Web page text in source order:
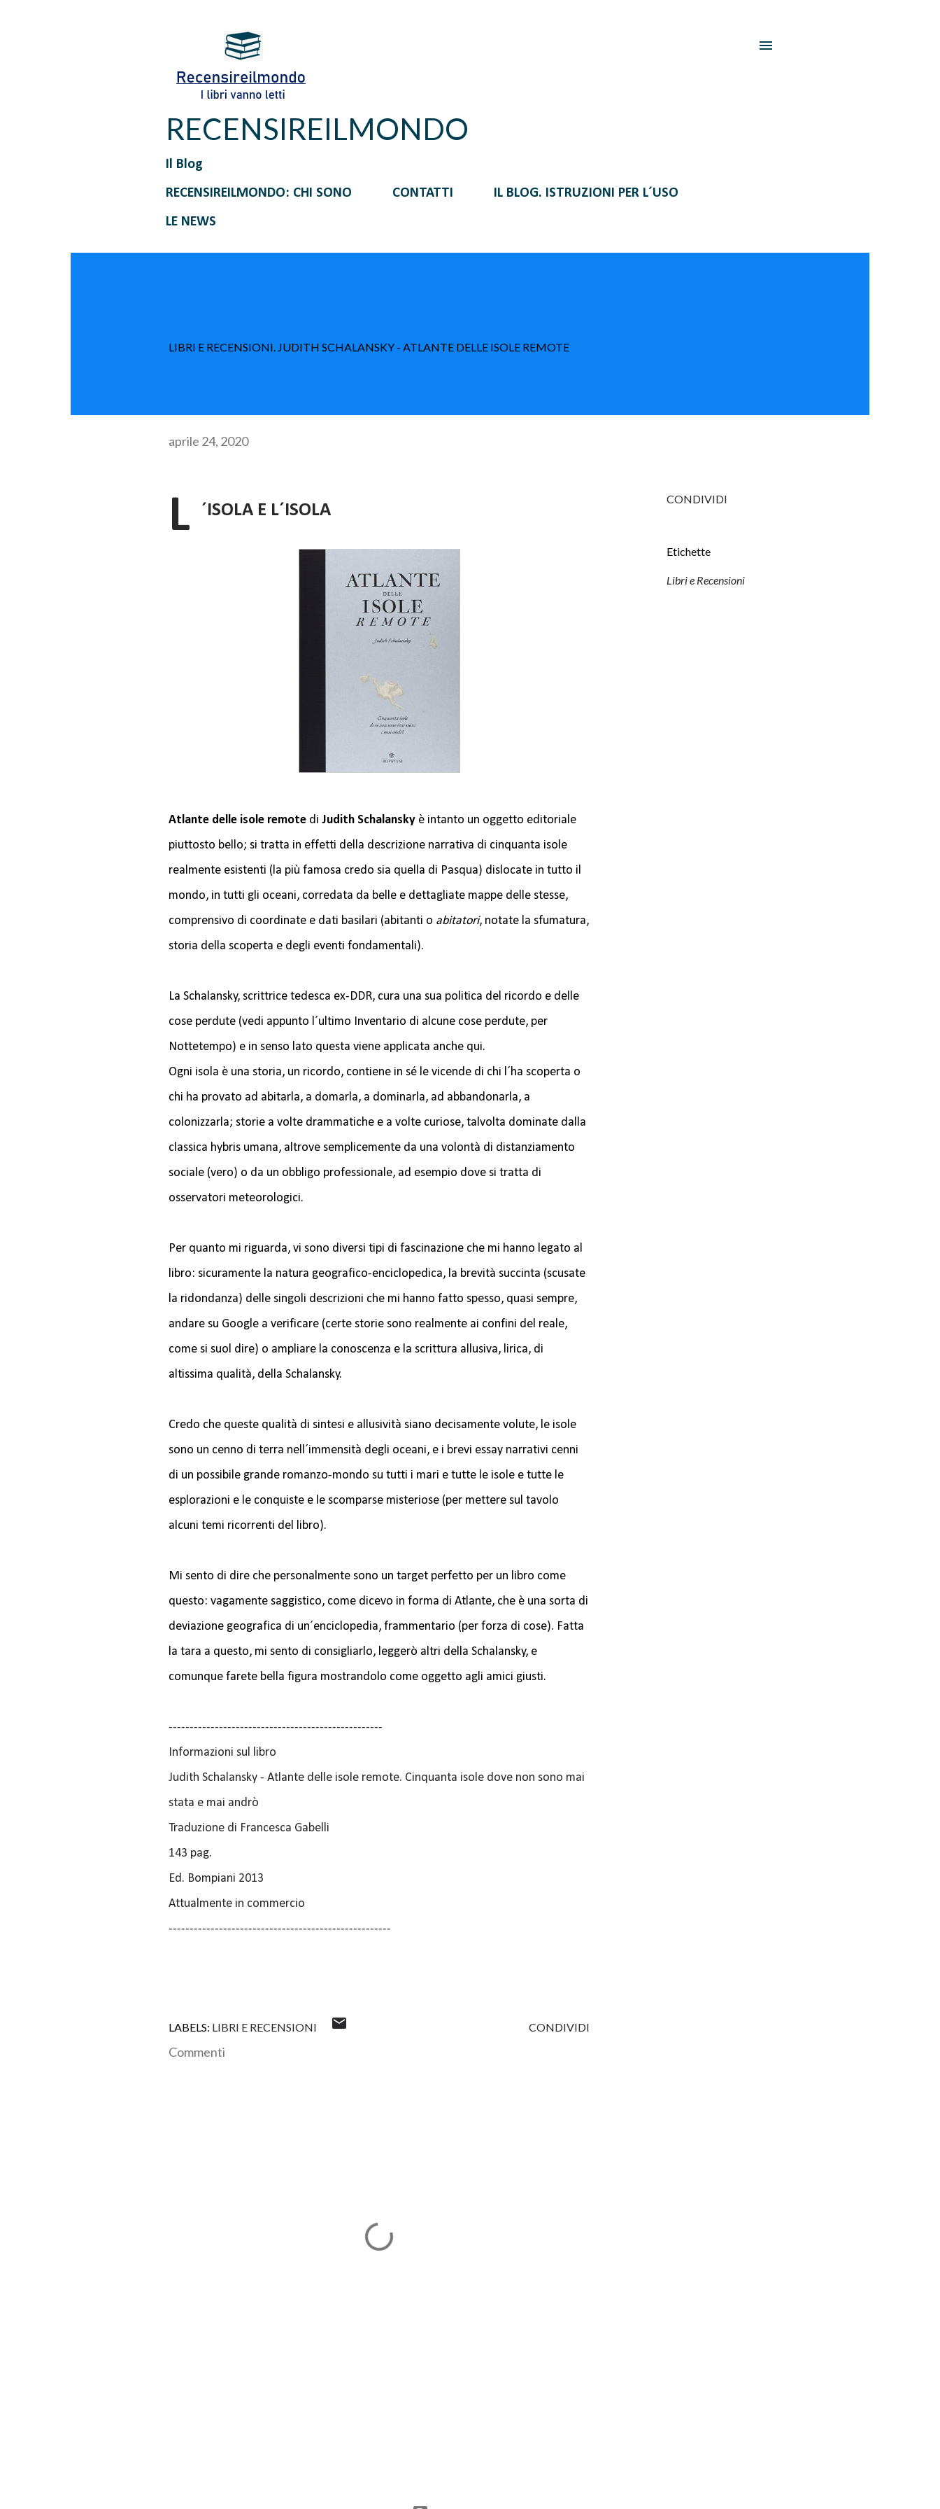
RECENSIREILMONDO
Il Blog
RECENSIREILMONDO: CHI SONO CONTATTI IL BLOG. ISTRUZIONI PER L´USO
LE NEWS
LIBRI E RECENSIONI. JUDITH SCHALANSKY - ATLANTE DELLE ISOLE REMOTE
aprile 24, 2020
L ´ISOLA E L´ISOLA
Atlante delle isole remote di Judith Schalansky è intanto un oggetto editoriale
piuttosto bello; si tratta in effetti della descrizione narrativa di cinquanta isole
realmente esistenti (la più famosa credo sia quella di Pasqua) dislocate in tutto il
mondo, in tutti gli oceani, corredata da belle e dettagliate mappe delle stesse,
comprensivo di coordinate e dati basilari (abitanti o abitatori, notate la sfumatura,
storia della scoperta e degli eventi fondamentali).
La Schalansky, scrittrice tedesca ex-DDR, cura una sua politica del ricordo e delle
cose perdute (vedi appunto l´ultimo Inventario di alcune cose perdute, per
Nottetempo) e in senso lato questa viene applicata anche qui.
Ogni isola è una storia, un ricordo, contiene in sé le vicende di chi l´ha scoperta o
chi ha provato ad abitarla, a domarla, a dominarla, ad abbandonarla, a
colonizzarla; storie a volte drammatiche e a volte curiose, talvolta dominate dalla
classica hybris umana, altrove semplicemente da una volontà di distanziamento
sociale (vero) o da un obbligo professionale, ad esempio dove si tratta di
osservatori meteorologici.
Per quanto mi riguarda, vi sono diversi tipi di fascinazione che mi hanno legato al
libro: sicuramente la natura geografico-enciclopedica, la brevità succinta (scusate
la ridondanza) delle singoli descrizioni che mi hanno fatto spesso, quasi sempre,
andare su Google a verificare (certe storie sono realmente ai confini del reale,
come si suol dire) o ampliare la conoscenza e la scrittura allusiva, lirica, di
altissima qualità, della Schalansky.
Credo che queste qualità di sintesi e allusività siano decisamente volute, le isole
sono un cenno di terra nell´immensità degli oceani, e i brevi essay narrativi cenni
di un possibile grande romanzo-mondo su tutti i mari e tutte le isole e tutte le
esplorazioni e le conquiste e le scomparse misteriose (per mettere sul tavolo
alcuni temi ricorrenti del libro).
Mi sento di dire che personalmente sono un target perfetto per un libro come
questo: vagamente saggistico, come dicevo in forma di Atlante, che è una sorta di
deviazione geografica di un´enciclopedia, frammentario (per forza di cose). Fatta
la tara a questo, mi sento di consigliarlo, leggerò altri della Schalansky, e
comunque farete bella figura mostrandolo come oggetto agli amici giusti.
---------------------------------------------------
Informazioni sul libro
Judith Schalansky - Atlante delle isole remote. Cinquanta isole dove non sono mai
stata e mai andrò
Traduzione di Francesca Gabelli
143 pag.
Ed. Bompiani 2013
Attualmente in commercio
-----------------------------------------------------
CONDIVIDI
Etichette
Libri e Recensioni
LABELS: LIBRI E RECENSIONI CONDIVIDI
Commenti